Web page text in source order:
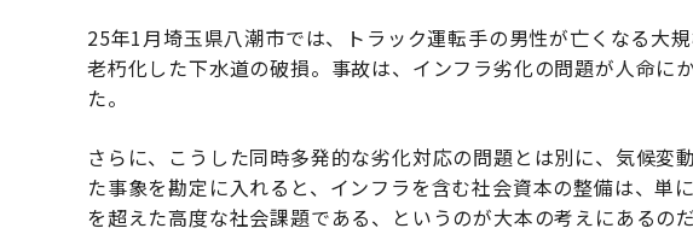
25年1月埼玉県八潮市では、トラック運転手の男性が亡くなる大
老朽化した下水道の破損。事故は、インフラ劣化の問題が人命に
た。
さらに、こうした同時多発的な劣化対応の問題とは別に、気候変
た事象を勘定に入れると、インフラを含む社会資本の整備は、単
を超えた高度な社会課題である、というのが大本の考えにあるのだ